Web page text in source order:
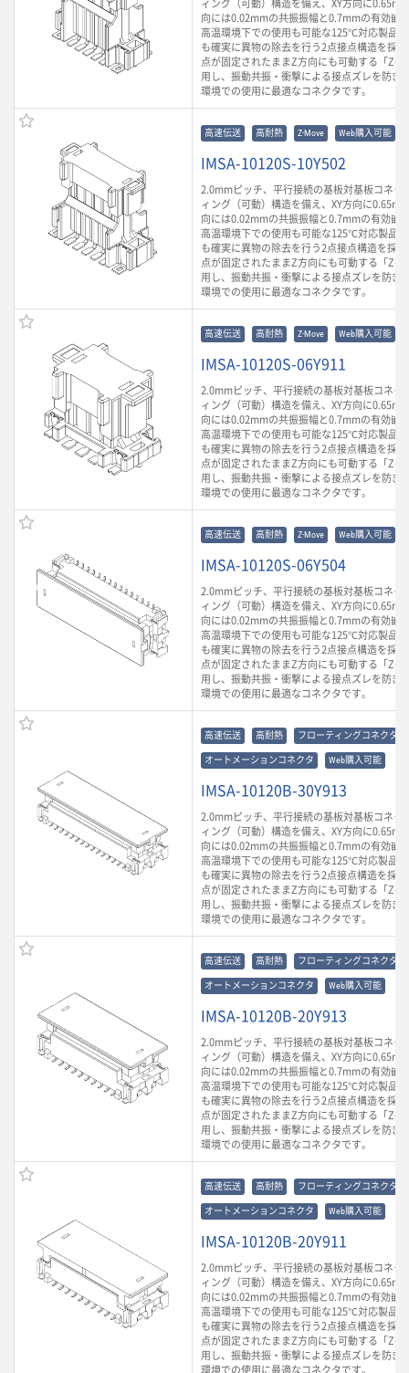
ィング（可動）構造を備え、XY方向に
向には0.02mmの共振振幅と0.7mmの有効嵌
高温環境下での使用も可能な125℃対応製品
も確実に異物の除去を行う2点接点構造を採
点が固定されたままZ方向にも可動する「Z-
用し、振動共振・衝撃による接点ズレを防ぎ
環境での使用に最適なコネクタです。
高速伝送 高耐熱 Z-Move Web購入可能
IMSA-10120S-10Y502
2.0mmピッチ、平行接続の基板対基板コネク
ィング（可動）構造を備え、XY方向に
向には0.02mmの共振振幅と0.7mmの有効嵌
高温環境下での使用も可能な125℃対応製品
も確実に異物の除去を行う2点接点構造を採
点が固定されたままZ方向にも可動する「Z-
用し、振動共振・衝撃による接点ズレを防ぎ
環境での使用に最適なコネクタです。
高速伝送 高耐熱 Z-Move Web購入可能
IMSA-10120S-06Y911
2.0mmピッチ、平行接続の基板対基板コネク
ィング（可動）構造を備え、XY方向に
向には0.02mmの共振振幅と0.7mmの有効嵌
高温環境下での使用も可能な125℃対応製品
も確実に異物の除去を行う2点接点構造を採
点が固定されたままZ方向にも可動する「Z-
用し、振動共振・衝撃による接点ズレを防ぎ
環境での使用に最適なコネクタです。
高速伝送 高耐熱 Z-Move Web購入可能
IMSA-10120S-06Y504
2.0mmピッチ、平行接続の基板対基板コネク
ィング（可動）構造を備え、XY方向に
向には0.02mmの共振振幅と0.7mmの有効嵌
高温環境下での使用も可能な125℃対応製品
も確実に異物の除去を行う2点接点構造を採
点が固定されたままZ方向にも可動する「Z-
用し、振動共振・衝撃による接点ズレを防ぎ
環境での使用に最適なコネクタです。
高速伝送 高耐熱 フローティングコネクタ
オートメーションコネクタ Web購入可能
IMSA-10120B-30Y913
2.0mmピッチ、平行接続の基板対基板コネク
ィング（可動）構造を備え、XY方向に
向には0.02mmの共振振幅と0.7mmの有効嵌
高温環境下での使用も可能な125℃対応製品
も確実に異物の除去を行う2点接点構造を採
点が固定されたままZ方向にも可動する「Z-
用し、振動共振・衝撃による接点ズレを防ぎ
環境での使用に最適なコネクタです。
高速伝送 高耐熱 フローティングコネクタ
オートメーションコネクタ Web購入可能
IMSA-10120B-20Y913
2.0mmピッチ、平行接続の基板対基板コネク
ィング（可動）構造を備え、XY方向に
向には0.02mmの共振振幅と0.7mmの有効嵌
高温環境下での使用も可能な125℃対応製品
も確実に異物の除去を行う2点接点構造を採
点が固定されたままZ方向にも可動する「Z-
用し、振動共振・衝撃による接点ズレを防ぎ
環境での使用に最適なコネクタです。
高速伝送 高耐熱 フローティングコネクタ
オートメーションコネクタ Web購入可能
IMSA-10120B-20Y911
2.0mmピッチ、平行接続の基板対基板コネク
ィング（可動）構造を備え、XY方向に
向には0.02mmの共振振幅と0.7mmの有効嵌
高温環境下での使用も可能な125℃対応製品
も確実に異物の除去を行う2点接点構造を採
点が固定されたままZ方向にも可動する「Z-
用し、振動共振・衝撃による接点ズレを防ぎ
環境での使用に最適なコネクタです。